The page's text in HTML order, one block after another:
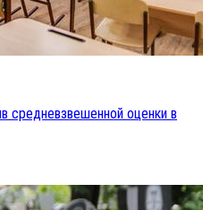
средневзвешенной оценки в